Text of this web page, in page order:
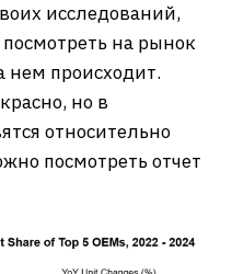
исследований,
на рынок
нем происходит.
но в
относительно
посмотреть отчет